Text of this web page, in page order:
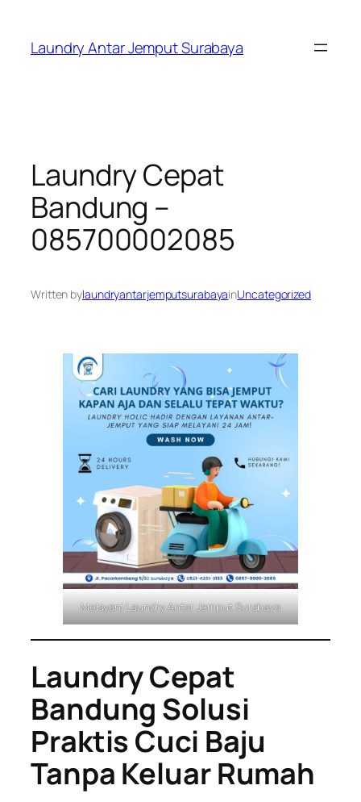
content
Laundry Antar Jemput Surabaya
Laundry Cepat
Bandung –
085700002085
Written bylaundryantarjemputsurabayainUncategorized
Melayani Laundry Antar Jemput Surabaya
Laundry Cepat
Bandung Solusi
Praktis Cuci Baju
Tanpa Keluar Rumah